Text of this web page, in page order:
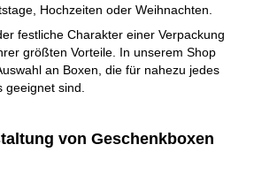
Hochzeiten oder Weihnachten.
festliche Charakter einer Verpackung
größten Vorteile. In unserem Shop
an Boxen, die für nahezu jedes
geeignet sind.
von Geschenkboxen